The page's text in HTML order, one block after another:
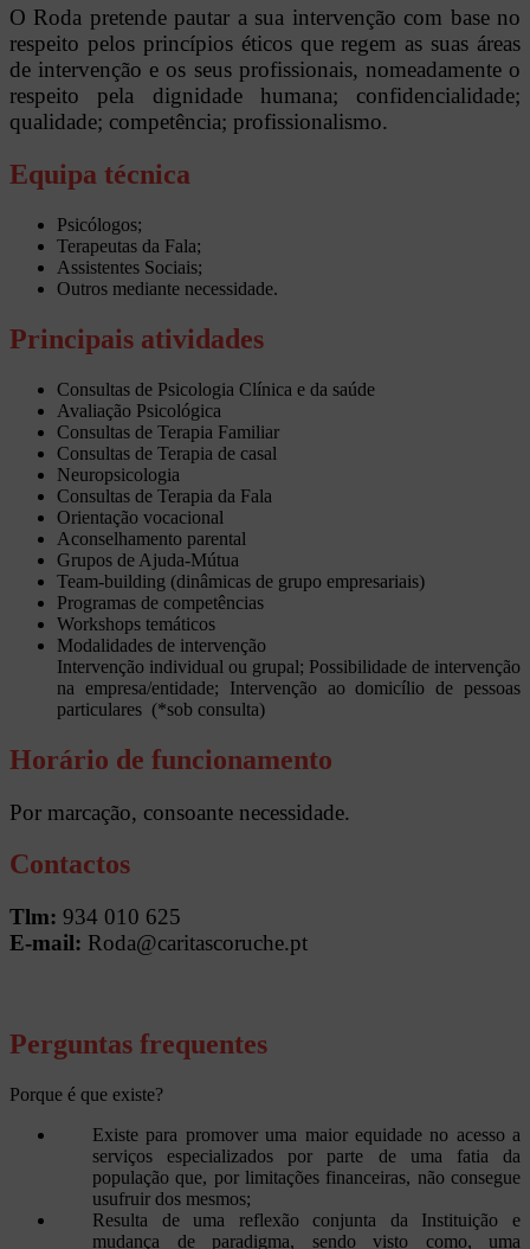
O Roda pretende pautar a sua intervenção com base no
respeito pelos princípios éticos que regem as suas áreas
de intervenção e os seus profissionais, nomeadamente o
respeito pela dignidade humana; confidencialidade;
qualidade; competência; profissionalismo.
Equipa técnica
Psicólogos;
Terapeutas da Fala;
Assistentes Sociais;
Outros mediante necessidade.
Principais atividades
Consultas de Psicologia Clínica e da saúde
Avaliação Psicológica
Consultas de Terapia Familiar
Consultas de Terapia de casal
Neuropsicologia
Consultas de Terapia da Fala
Orientação vocacional
Aconselhamento parental
Grupos de Ajuda-Mútua
Team-building (dinâmicas de grupo empresariais)
Programas de competências
Workshops temáticos
Modalidades de intervenção
Intervenção individual ou grupal; Possibilidade de intervenção
na empresa/entidade; Intervenção ao domicílio de pessoas
particulares (*sob consulta)
Horário de funcionamento
Por marcação, consoante necessidade.
Contactos
Tlm: 934 010 625
E-mail: Roda@caritascoruche.pt
Perguntas frequentes
Porque é que existe?
Existe para promover uma maior equidade no acesso a
serviços especializados por parte de uma fatia da
população que, por limitações financeiras, não consegue
usufruir dos mesmos;
Resulta de uma reflexão conjunta da Instituição e
mudança de paradigma, sendo visto como, uma